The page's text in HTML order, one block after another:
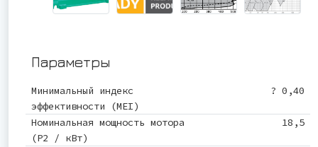
Параметры
Минимальный индекс
эффективности (MEI)
? 0,40
Номинальная мощность мотора
(P2 / кВт)
18,5